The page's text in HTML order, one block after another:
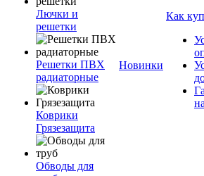
Лючки и
решетки
Решетки ПВХ
радиаторные
Коврики
Грязезащита
Обводы для
Новинки
Как